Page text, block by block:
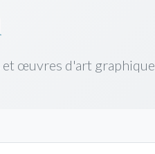
œuvres d'art graphique